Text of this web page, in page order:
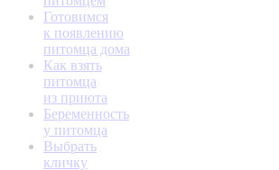
Готовимся
к появлению
питомца дома
Как взять
питомца
из приюта
Беременность
у питомца
Выбрать
кличку